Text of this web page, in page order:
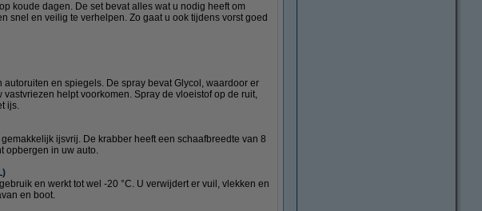
koude dagen. De set bevat alles wat u nodig heeft om
snel en veilig te verhelpen. Zo gaat u ook tijdens vorst goed
en spiegels. De spray bevat Glycol, waardoor er
helpt voorkomen. Spray de vloeistof op de ruit,
ijs.
ijsvrij. De krabber heeft een schaafbreedte van 8
opbergen in uw auto.
en werkt tot wel -20 °C. U verwijdert er vuil, vlekken en
en boot.